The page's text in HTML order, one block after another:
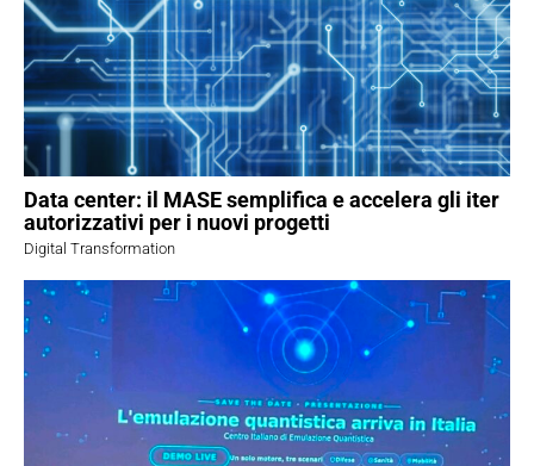
Data center: il MASE semplifica e accelera gli iter
autorizzativi per i nuovi progetti
Digital Transformation